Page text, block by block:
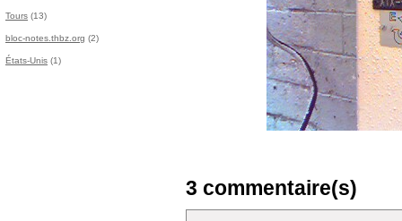
Tours (13)
bloc-notes.thbz.org (2)
États-Unis (1)
3 commentaire(s)